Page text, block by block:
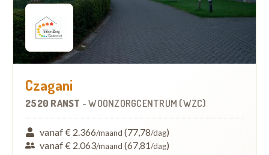
Czagani
2520 RANST -WOONZORGCENTRUM (WZC)
vanaf € 2.366/maand (77,78/dag)
vanaf € 2.063/maand (67,81/dag)